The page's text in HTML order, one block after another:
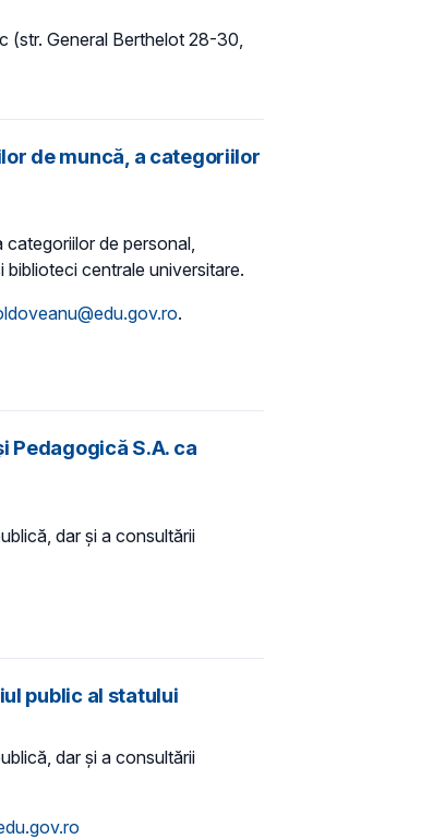
(str. General Berthelot 28-30,
de muncă, a categoriilor
categoriilor de personal,
centrale universitare.
.
Pedagogică S.A. ca
dar și a consultării
public al statului
dar și a consultării